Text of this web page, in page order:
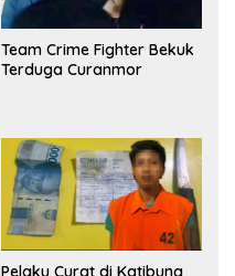
Team Crime Fighter Bekuk
Terduga Curanmor
Pelaku Curat di Katibung